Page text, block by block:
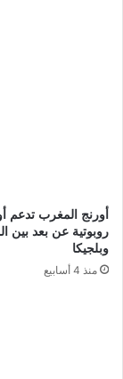
أورنج المغرب تدعم
روبوتية عن بعد بين
وبلجيكا
منذ 4 أسابيع